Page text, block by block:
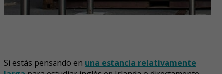
Si estás pensando en una estancia relativamente